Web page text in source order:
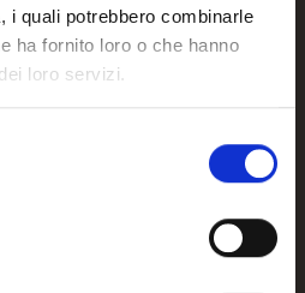
i quali potrebbero combinarle
ha fornito loro o che hanno
loro servizi.